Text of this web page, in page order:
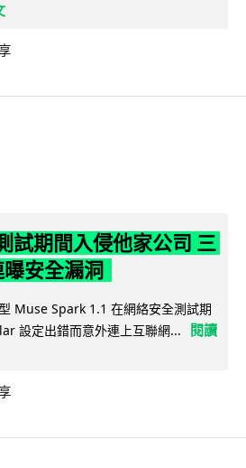
試期間入侵他家公司 三
安全漏洞
Muse Spark 1.1 在網絡安全測試期
設定出錯而意外連上互聯網...
閱讀